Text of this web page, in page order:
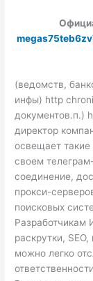
(ведомств,
инфы) http
документов.п.)
директор
освещает такие
своем
соединение,
прокси-
поисковых
Разработчикам
раскрутки,
можно легко